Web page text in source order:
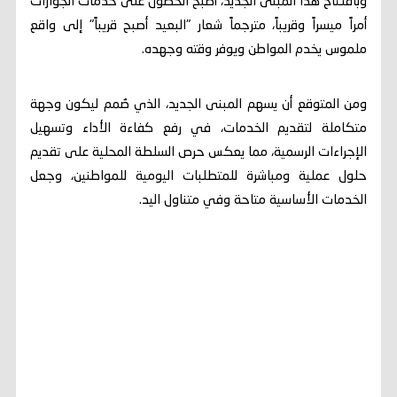
أمراً ميسراً وقريباً، مترجماً شعار "البعيد أصبح قريباً" إلى واقع
ملموس يخدم المواطن ويوفر وقته وجهده.
ومن المتوقع أن يسهم المبنى الجديد، الذي صُمم ليكون وجهة
متكاملة لتقديم الخدمات، في رفع كفاءة الأداء وتسهيل
الإجراءات الرسمية، مما يعكس حرص السلطة المحلية على تقديم
حلول عملية ومباشرة للمتطلبات اليومية للمواطنين، وجعل
الخدمات الأساسية متاحة وفي متناول اليد.